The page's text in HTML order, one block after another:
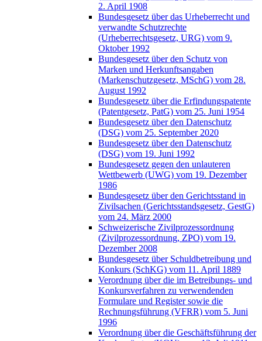
2. April 1908
Bundesgesetz über das Urheberrecht und
verwandte Schutzrechte
(Urheberrechtsgesetz, URG) vom 9.
Oktober 1992
Bundesgesetz über den Schutz von
Marken und Herkunftsangaben
(Markenschutzgesetz, MSchG) vom 28.
August 1992
Bundesgesetz über die Erfindungspatente
(Patentgesetz, PatG) vom 25. Juni 1954
Bundesgesetz über den Datenschutz
(DSG) vom 25. September 2020
Bundesgesetz über den Datenschutz
(DSG) vom 19. Juni 1992
Bundesgesetz gegen den unlauteren
Wettbewerb (UWG) vom 19. Dezember
1986
Bundesgesetz über den Gerichtsstand in
Zivilsachen (Gerichtsstandsgesetz, GestG)
vom 24. März 2000
Schweizerische Zivilprozessordnung
(Zivilprozessordnung, ZPO) vom 19.
Dezember 2008
Bundesgesetz über Schuldbetreibung und
Konkurs (SchKG) vom 11. April 1889
Verordnung über die im Betreibungs- und
Konkursverfahren zu verwendenden
Formulare und Register sowie die
Rechnungsführung (VFRR) vom 5. Juni
1996
Verordnung über die Geschäftsführung der